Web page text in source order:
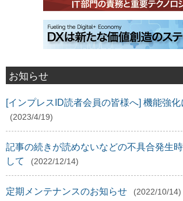
お知らせ
[インプレスID読者会員の皆様へ] 機能強
(2023/4/19)
記事の続きが読めないなどの不具合発生
して
(2022/12/14)
定期メンテナンスのお知らせ (2022/10/14)